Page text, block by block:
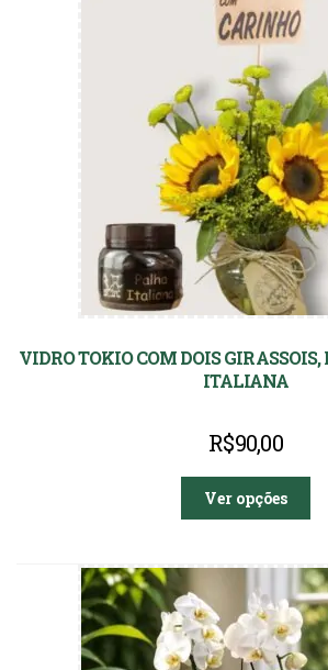
VIDRO TOKIO COM DOIS
ITALIANA
R$90,00
Ver opções